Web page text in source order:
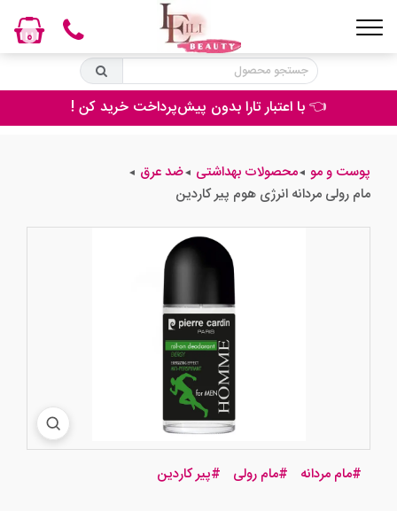
👈 با اعتبار تارا بدون پیش‌پرداخت خرید کن !
0
پوست و مو ◄محصولات بهداشتی ◄ضد عرق ◄
مام رولی مردانه انرژی هوم پیر کاردین
#مام مردانه #مام رولی #پیر کاردین